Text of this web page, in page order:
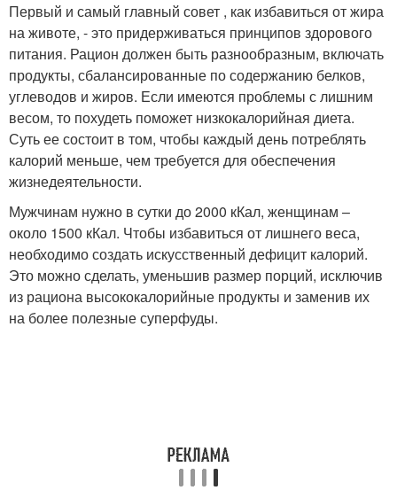
Первый и самый главный совет , как избавиться от жира
на животе, - это придерживаться принципов здорового
питания. Рацион должен быть разнообразным, включать
продукты, сбалансированные по содержанию белков,
углеводов и жиров. Если имеются проблемы с лишним
весом, то похудеть поможет низкокалорийная диета.
Суть ее состоит в том, чтобы каждый день потреблять
калорий меньше, чем требуется для обеспечения
жизнедеятельности.
Мужчинам нужно в сутки до 2000 кКал, женщинам –
около 1500 кКал. Чтобы избавиться от лишнего веса,
необходимо создать искусственный дефицит калорий.
Это можно сделать, уменьшив размер порций, исключив
из рациона высококалорийные продукты и заменив их
на более полезные суперфуды.